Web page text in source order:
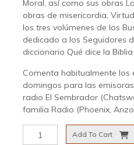
Moral, así como sus obras
obras de misericordia,
los tres volúmenes de los
dedicado a los Seguidores
diccionario Qué dice la
Comenta habitualmente los
domingos para las
radio El Sembrador
familia Radio (Phoenix,
corazón
Add To Cart